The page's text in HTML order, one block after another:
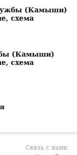
(Камыши)
схема
(Камыши)
схема
Связь с нами